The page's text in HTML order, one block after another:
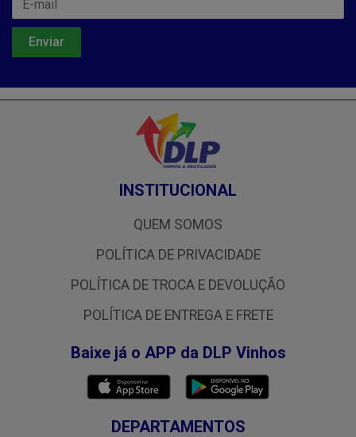
INSTITUCIONAL
QUEM SOMOS
POLÍTICA DE PRIVACIDADE
POLÍTICA DE TROCA E DEVOLUÇÃO
POLÍTICA DE ENTREGA E FRETE
Baixe já o APP da DLP Vinhos
DEPARTAMENTOS